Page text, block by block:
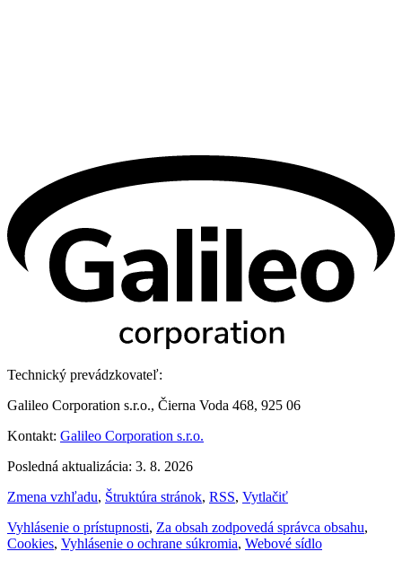
Technický prevádzkovateľ:
Galileo Corporation s.r.o., Čierna Voda 468, 925 06
Kontakt: Galileo Corporation s.r.o.
Posledná aktualizácia: 3. 8. 2026
Zmena vzhľadu, Štruktúra stránok, RSS, Vytlačiť
Vyhlásenie o prístupnosti, Za obsah zodpovedá správca obsahu,
Cookies, Vyhlásenie o ochrane súkromia, Webové sídlo